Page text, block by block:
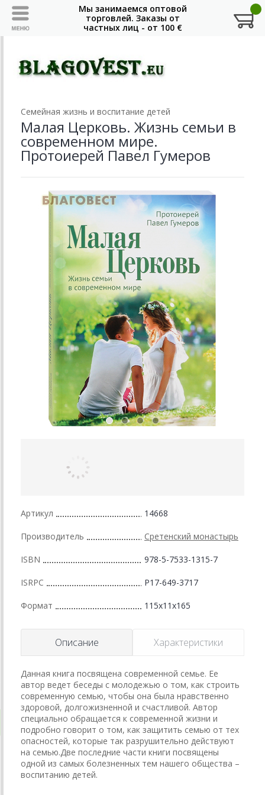
Семейная жизнь и воспитание детей
Малая Церковь. Жизнь семьи в
современном мире.
Протоиерей Павел Гумеров
Артикул 14668
Производитель Сретенский монастырь
ISBN 978-5-7533-1315-7
ISRPC Р17-649-3717
Формат 115x11x165
Описание Характеристики
Данная книга посвящена современной семье. Ее
автор ведет беседы с молодежью о том, как строить
современную семью, чтобы она была нравственно
здоровой, долгожизненной и счастливой. Автор
специально обращается к современной жизни и
подробно говорит о том, как защитить семью от тех
опасностей, которые так разрушительно действуют
на семью.Две последние части книги посвящены
одной из самых болезненных тем нашего общества –
воспитанию детей.